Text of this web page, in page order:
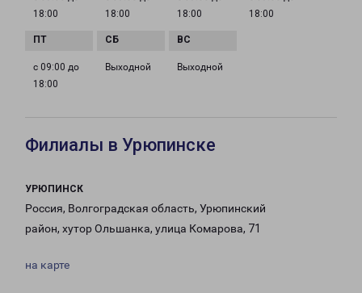
18:00
18:00
18:00
18:00
с 09:00 до
18:00
Выходной Выходной
Филиалы в Урюпинске
УРЮПИНСК
Россия, Волгоградская область, Урюпинский
район, хутор Ольшанка, улица Комарова, 71
на карте